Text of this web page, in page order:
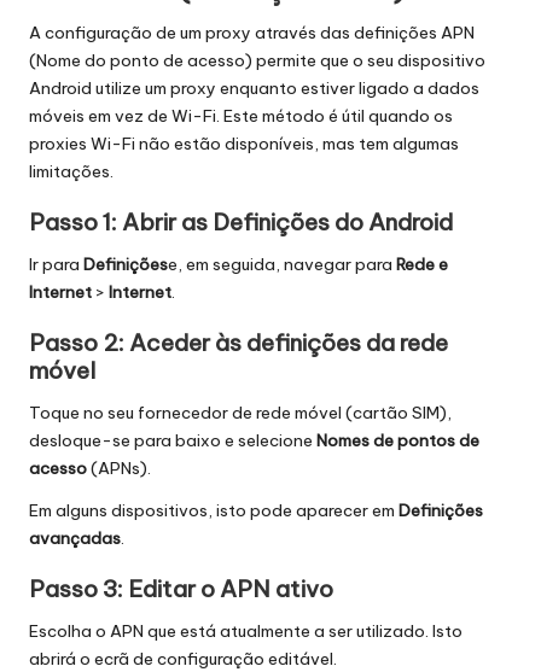
A configuração de um proxy através das definições APN
(Nome do ponto de acesso) permite que o seu dispositivo
Android utilize um proxy enquanto estiver ligado a dados
móveis em vez de Wi-Fi. Este método é útil quando os
proxies Wi-Fi não estão disponíveis, mas tem algumas
limitações.
Passo 1: Abrir as Definições do Android
Ir para Definiçõese, em seguida, navegar para Rede e
Internet > Internet.
Passo 2: Aceder às definições da rede
móvel
Toque no seu fornecedor de rede móvel (cartão SIM),
desloque-se para baixo e selecione Nomes de pontos de
acesso(APNs).
Em alguns dispositivos, isto pode aparecer em Definições
avançadas.
Passo 3: Editar o APN ativo
Escolha o APN que está atualmente a ser utilizado. Isto
abrirá o ecrã de configuração editável.